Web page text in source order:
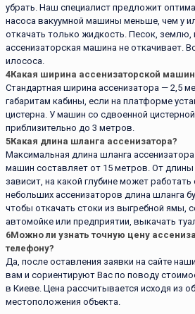
убрать. Наш специалист предложит
насоса вакуумной машины меньше, чем у
откачать только жидкость. Песок,
ассенизаторская машина не откачивает.
илососа.
4Какая ширина ассенизаторской
Стандартная ширина ассенизатора — 2,5
габаритам кабины, если на платформе
цистерна. У машин со сдвоенной
приблизительно до 3 метров.
5Какая длина шланга ассенизатора?
Максимальная длина шланга
машин составляет от 15 метров. От длины
зависит, на какой глубине может
небольших ассенизаторов длина шланга
чтобы откачать стоки из выгребной ямы,
автомойке или предприятии, выкачать
6Можно ли узнать точную цену
телефону?
Да, после оставления заявки на сайте
вам и сориентируют Вас по поводу
в Киеве. Цена рассчитывается исходя из
местоположения объекта.